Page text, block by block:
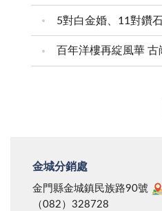
百年洋樓再綻風華
金城分銷處
金門縣金城鎮民族路90號
（082）328728